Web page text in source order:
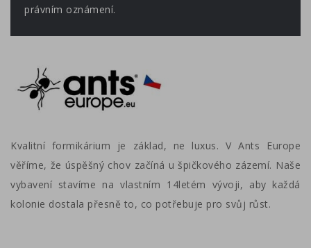
právním oznámení.
Kvalitní formikárium je základ, ne luxus. V Ants Europe
věříme, že úspěšný chov začíná u špičkového zázemí. Naše
vybavení stavíme na vlastním 14letém vývoji, aby každá
kolonie dostala přesně to, co potřebuje pro svůj růst.